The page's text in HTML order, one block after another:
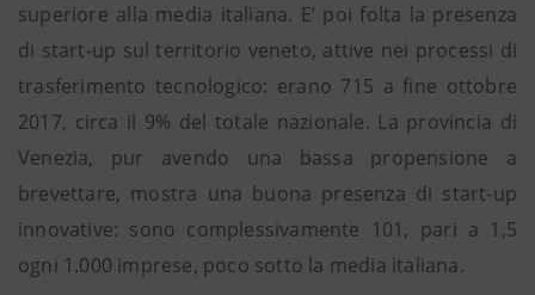
superiore alla media italiana. E’ poi folta la presenza
di start-up sul territorio veneto, attive nei processi di
trasferimento tecnologico: erano 715 a fine ottobre
2017, circa il 9% del totale nazionale. La provincia di
Venezia, pur avendo una bassa propensione a
brevettare, mostra una buona presenza di start-up
innovative: sono complessivamente 101, pari a 1,5
ogni 1.000 imprese, poco sotto la media italiana.